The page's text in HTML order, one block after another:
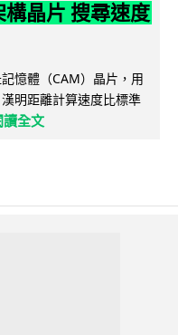
晶片 搜尋速度
憶體（CAM）晶片，用
明距離計算速度比標準
讀全文